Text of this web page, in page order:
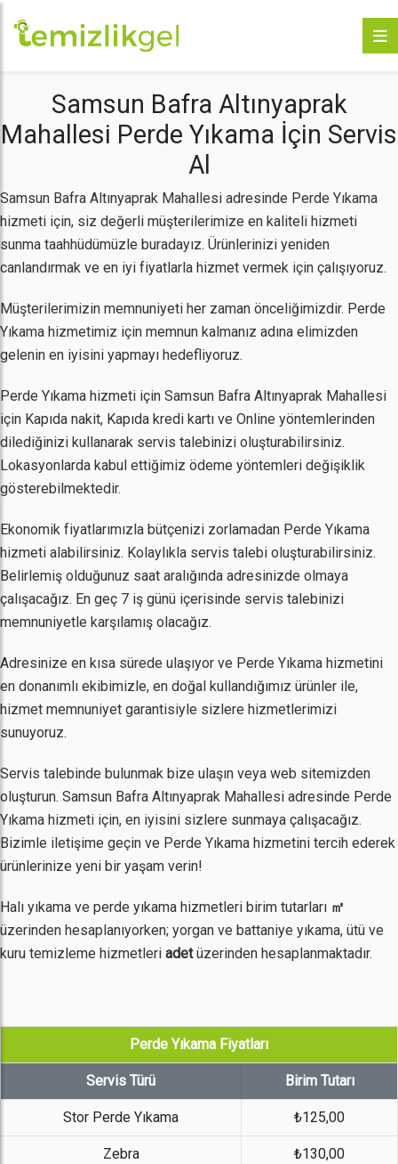
Samsun Bafra Altınyaprak
Mahallesi Perde Yıkama İçin Servis
Al
Samsun Bafra Altınyaprak Mahallesi adresinde Perde Yıkama
hizmeti için, siz değerli müşterilerimize en kaliteli hizmeti
sunma taahhüdümüzle buradayız. Ürünlerinizi yeniden
canlandırmak ve en iyi fiyatlarla hizmet vermek için çalışıyoruz.
Müşterilerimizin memnuniyeti her zaman önceliğimizdir. Perde
Yıkama hizmetimiz için memnun kalmanız adına elimizden
gelenin en iyisini yapmayı hedefliyoruz.
Perde Yıkama hizmeti için Samsun Bafra Altınyaprak Mahallesi
için Kapıda nakit, Kapıda kredi kartı ve Online yöntemlerinden
dilediğinizi kullanarak servis talebinizi oluşturabilirsiniz.
Lokasyonlarda kabul ettiğimiz ödeme yöntemleri değişiklik
gösterebilmektedir.
Ekonomik fiyatlarımızla bütçenizi zorlamadan Perde Yıkama
hizmeti alabilirsiniz. Kolaylıkla servis talebi oluşturabilirsiniz.
Belirlemiş olduğunuz saat aralığında adresinizde olmaya
çalışacağız. En geç 7 iş günü içerisinde servis talebinizi
memnuniyetle karşılamış olacağız.
Adresinize en kısa sürede ulaşıyor ve Perde Yıkama hizmetini
en donanımlı ekibimizle, en doğal kullandığımız ürünler ile,
hizmet memnuniyet garantisiyle sizlere hizmetlerimizi
sunuyoruz.
Servis talebinde bulunmak bize ulaşın veya web sitemizden
oluşturun. Samsun Bafra Altınyaprak Mahallesi adresinde Perde
Yıkama hizmeti için, en iyisini sizlere sunmaya çalışacağız.
Bizimle iletişime geçin ve Perde Yıkama hizmetini tercih ederek
ürünlerinize yeni bir yaşam verin!
Halı yıkama ve perde yıkama hizmetleri birim tutarları ㎡
üzerinden hesaplanıyorken; yorgan ve battaniye yıkama, ütü ve
kuru temizleme hizmetleri adetüzerinden hesaplanmaktadır.
Perde Yıkama Fiyatları
Servis Türü Birim Tutarı
Stor Perde Yıkama ₺125,00
Zebra ₺130,00